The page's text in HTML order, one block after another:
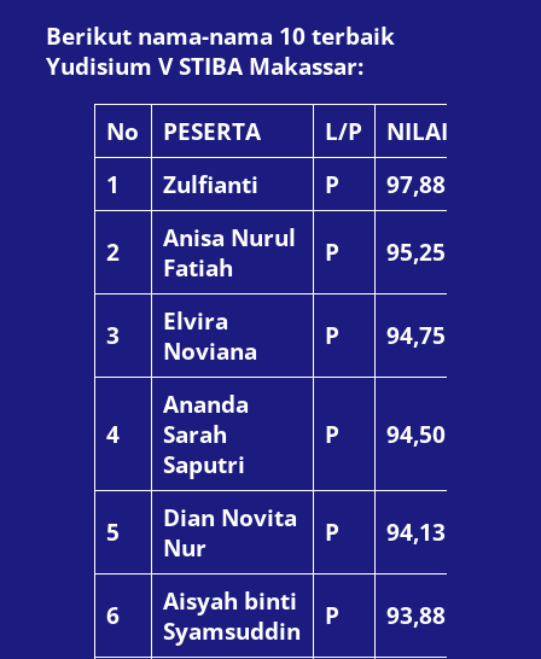
Berikut nama-nama 10 terbaik
Yudisium V STIBA Makassar:
No PESERTA L/P
NILAI
1
Zulfianti P 97,88
2
Anisa Nurul
Fatiah
P 95,25
3
Elvira
Noviana
P 94,75
4
Ananda
Sarah
Saputri
P 94,50
5
Dian Novita
Nur
P 94,13
6
Aisyah binti
Syamsuddin
P 93,88